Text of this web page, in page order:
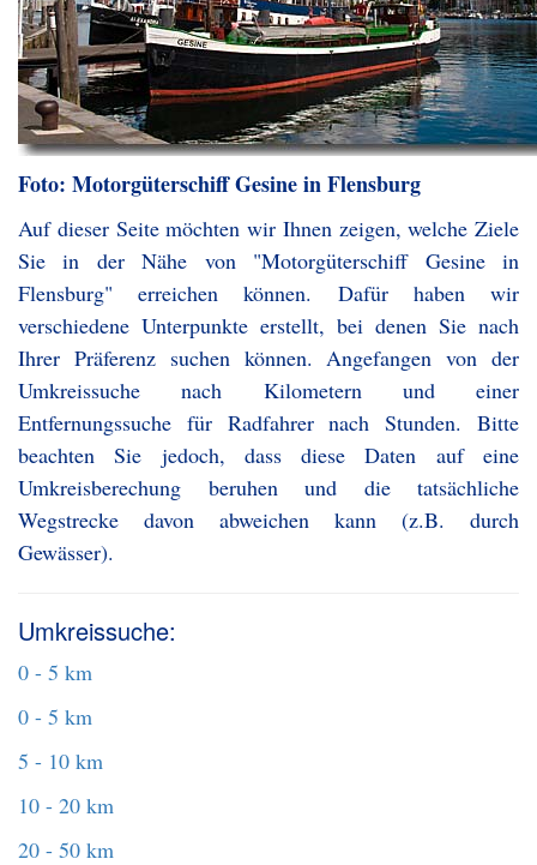
Foto: Motorgüterschiff Gesine in Flensburg
Auf dieser Seite möchten wir Ihnen zeigen, welche Ziele
Sie in der Nähe von "Motorgüterschiff Gesine in
Flensburg" erreichen können. Dafür haben wir
verschiedene Unterpunkte erstellt, bei denen Sie nach
Ihrer Präferenz suchen können. Angefangen von der
Umkreissuche nach Kilometern und einer
Entfernungssuche für Radfahrer nach Stunden. Bitte
beachten Sie jedoch, dass diese Daten auf eine
Umkreisberechung beruhen und die tatsächliche
Wegstrecke davon abweichen kann (z.B. durch
Gewässer).
Umkreissuche:
0 - 5 km
0 - 5 km
5 - 10 km
10 - 20 km
20 - 50 km